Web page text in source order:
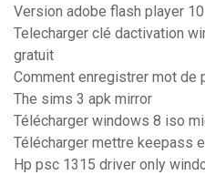
Version adobe flash player 10
Telecharger clé dactivation
gratuit
Comment enregistrer mot de
The sims 3 apk mirror
Télécharger windows 8 iso
Télécharger mettre keepass
Hp psc 1315 driver only